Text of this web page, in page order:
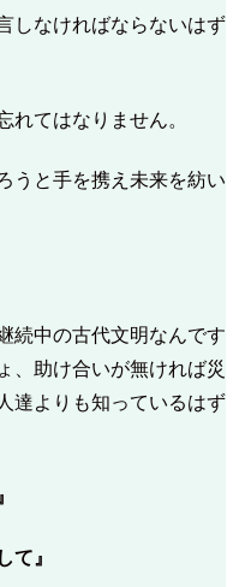
しなければならないはず
れてはなりません。
うと手を携え未来を紡い
続中の古代文明なんです
、助け合いが無ければ災
達よりも知っているはず
て』